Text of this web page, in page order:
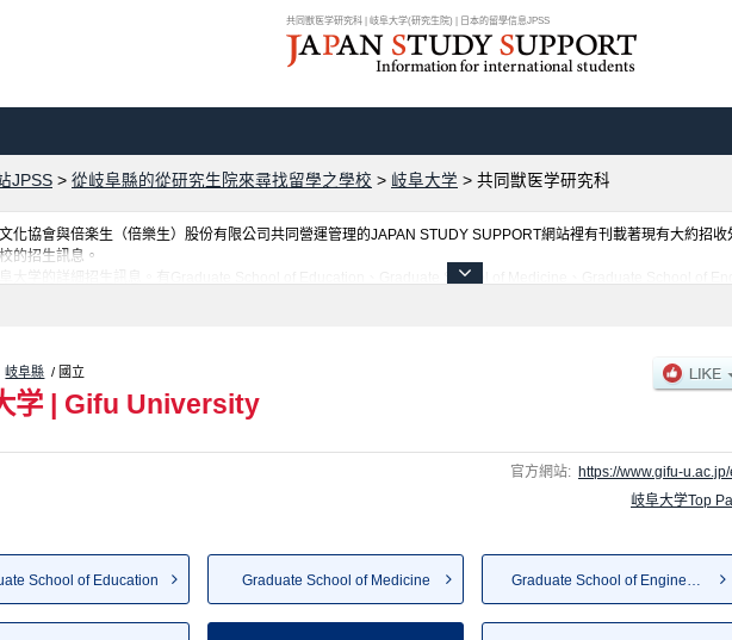
共同獣医学研究科 | 岐阜大学(研究生院) | 日本的留學信息JPSS
JPSS > 從岐阜縣的從研究生院來尋找留學之學校 > 岐阜大学 > 共同獣医学研究科
化協會與倍楽生（倍樂生）股份有限公司共同營運管理的JAPAN STUDY SUPPORT網站裡有刊載著現有大約招
的招生訊息。
阜大学的詳細招生訊息。有Graduate School of Education、Graduate School of Medicine、Graduate School of
岐阜縣 / 國立
学 | Gifu University
官方網站: https://www.gifu-
岐阜大学Top
School of Education Graduate School of Medicine Graduate School of Engineering